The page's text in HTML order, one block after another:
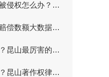
昆山软件著作权被侵权怎么办？懂行的律师怎么选
昆山著作权侵权赔偿数额大数据：律师能帮你争多少
图片作品被盗用？昆山最厉害的著作权律师维权方案
企业收到侵权函？昆山著作权律师的紧急应对策